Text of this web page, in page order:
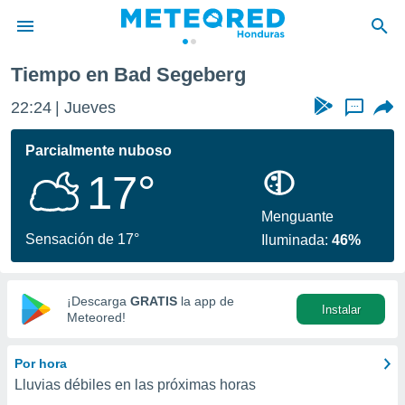
de
ha sido
que se
calidad.
a este
las
y
digital
basada
Tiempo en Bad Segeberg
22:24 Jueves ...
Parcialmente nuboso
17°
Sensación de 17°
Menguante
Iluminada:46%
¡Descarga GRATIS la app de
Meteored!
Instalar
Por hora
Lluvias débiles en las próximas horas